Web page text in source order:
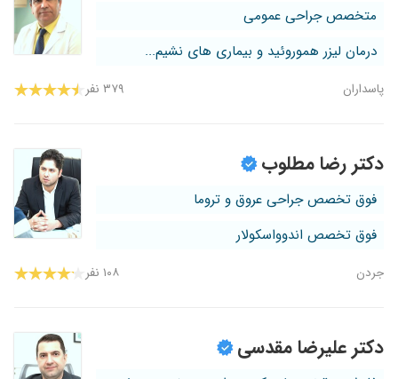
متخصص جراحی عمومی
درمان لیزر هموروئید و بیماری های نشیم...
پاسداران ۳۷۹ نفر
دکتر رضا مطلوب
فوق تخصص جراحی عروق و تروما
فوق تخصص اندوواسکولار
جردن ۱۰۸ نفر
دکتر علیرضا مقدسی